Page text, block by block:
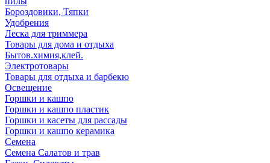
Бороздовики, Тяпки
Удобрения
Леска для триммера
Товары для дома и отдыха
Бытов.химия,клей.
Электротовары
Товары для отдыха и барбекю
Освещение
Горшки и кашпо
Горшки и кашпо пластик
Горшки и касеты для рассады
Горшки и кашпо керамика
Семена
Семена Салатов и трав